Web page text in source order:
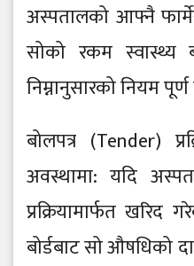
अस्पतालको आफ्नै
सोको रकम स्वास्थ्य
निम्नानुसारको नियम
बोलपत्र (Tender)
अवस्थामा: यदि
प्रक्रियामार्फत खरिद
बोर्डबाट सो औषधिको